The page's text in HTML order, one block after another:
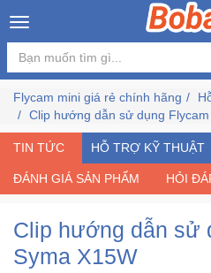
×
Đăng
nhập
ký
Chủ
Flycam mini giá rẻ chính hãng
Clip hướng dẫn sử dụng
TIN TỨC HỖ TRỢ KỸ THUẬT
ĐÁNH GIÁ SẢN PHẨM HỎI
Clip hướng dẫn sử
Syma X15W